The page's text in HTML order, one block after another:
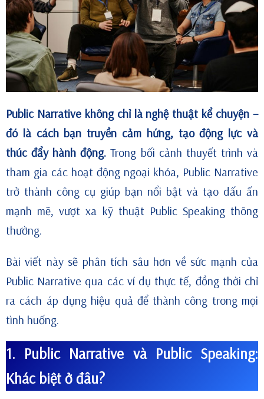
Public Narrative không chỉ là nghệ thuật kể chuyện –
đó là cách bạn truyền cảm hứng, tạo động lực và
thúc đẩy hành động. Trong bối cảnh thuyết trình và
tham gia các hoạt động ngoại khóa, Public Narrative
trở thành công cụ giúp bạn nổi bật và tạo dấu ấn
mạnh mẽ, vượt xa kỹ thuật Public Speaking thông
thường.
Bài viết này sẽ phân tích sâu hơn về sức mạnh của
Public Narrative qua các ví dụ thực tế, đồng thời chỉ
ra cách áp dụng hiệu quả để thành công trong mọi
tình huống.
1. Public Narrative và Public Speaking:
Khác biệt ở đâu?